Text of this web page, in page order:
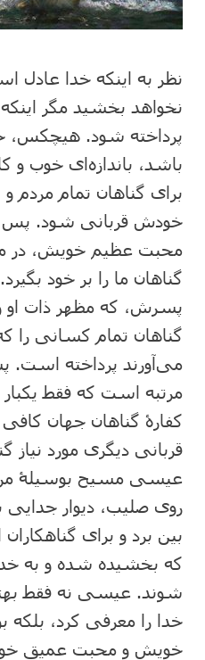
نظر به اینکه خدا عادل
نخواهد بخشید مگر اینکه
پرداخته شود. هیچکس،
باشد، باندازه‌ای خوب و
برای گناهان تمام مردم
خودش قربانی شود. پس
محبت عظیم خویش، در
گناهان ما را بر خود
پسرش، که مظهر ذات او و
گناهان تمام کسانی را
می‌آورند پرداخته است.
مرتبه است که فقط
کفارۀ گناهان جهان
قربانی دیگری مورد نیاز
عیسی مسیح بوسیلۀ
‌روی صلیب، دیوار جدایی
بین برد و برای گناهکاران
که بخشیده شده و به
شوند. عیسی نه‌ فقط
خدا را معرفی کرد،
خویش و محبت عمیق